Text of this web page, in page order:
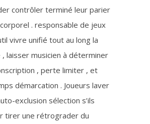
contrôler terminé leur parier
. responsable de jeux
vivre unifié tout au long la
laisser musicien à déterminer
, perte limiter , et
démarcation . Joueurs laver
exclusion sélection s’ils
tirer une rétrograder du